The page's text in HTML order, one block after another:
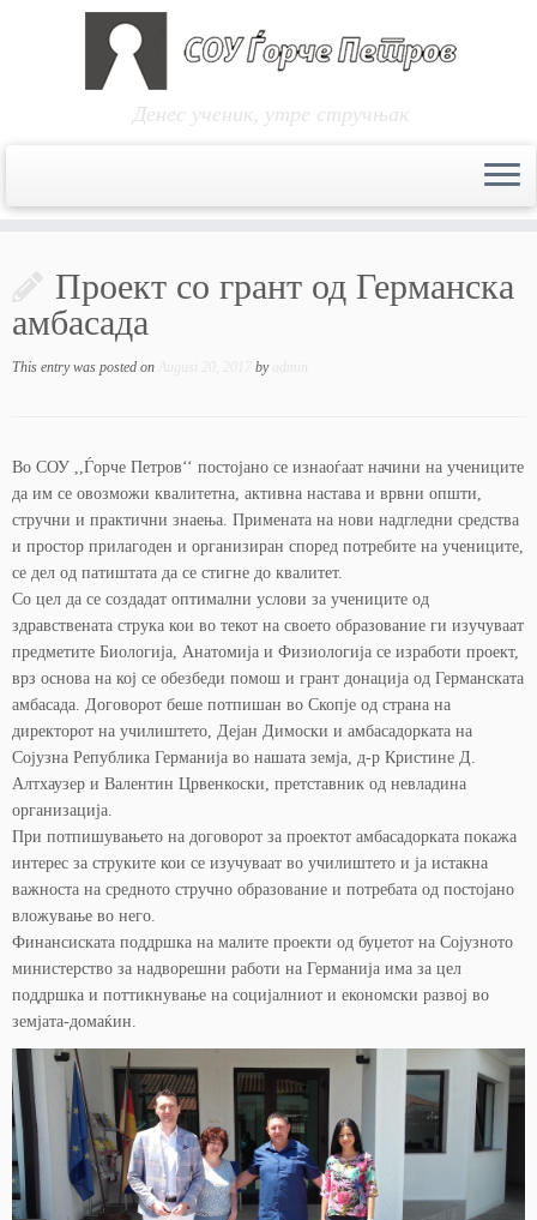
content
Денес ученик, утре стручњак
Проект со грант од Германска
амбасада
This entry was posted on by
Во СОУ ,,Ѓорче Петров‘‘ постојано се изнаоѓаат начини на учениците
да им се овозможи квалитетна, активна настава и врвни општи,
стручни и практични знаења. Примената на нови надгледни средства
и простор прилагоден и организиран според потребите на учениците,
се дел од патиштата да се стигне до квалитет.
Со цел да се создадат оптимални услови за учениците од
здравствената струка кои во текот на своето образование ги изучуваат
предметите Биологија, Анатомија и Физиологија се изработи проект,
врз основа на кој се обезбеди помош и грант донација од Германската
амбасада. Договорот беше потпишан во Скопје од страна на
директорот на училиштето, Дејан Димоски и амбасадорката на
Сојузна Република Германија во нашата земја, д-р Кристине Д.
Алтхаузер и Валентин Црвенкоски, претставник од невладина
организација.
При потпишувањето на договорот за проектот амбасадорката покажа
интерес за струките кои се изучуваат во училиштето и ја истакна
важноста на средното стручно образование и потребата од постојано
вложување во него.
Финансиската поддршка на малите проекти од буџетот на Сојузното
министерство за надворешни работи на Германија има за цел
поддршка и поттикнување на социјалниот и економски развој во
земјата-домаќин.